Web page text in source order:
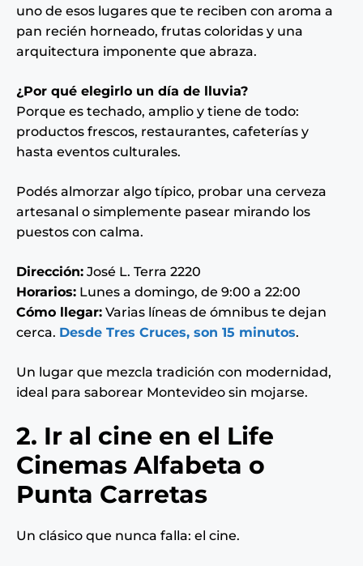
uno de esos lugares que te reciben con aroma a
pan recién horneado, frutas coloridas y una
arquitectura imponente que abraza.
¿Por qué elegirlo un día de lluvia?
Porque es techado, amplio y tiene de todo:
productos frescos, restaurantes, cafeterías y
hasta eventos culturales.
Podés almorzar algo típico, probar una cerveza
artesanal o simplemente pasear mirando los
puestos con calma.
Dirección: José L. Terra 2220
Horarios: Lunes a domingo, de 9:00 a 22:00
Cómo llegar: Varias líneas de ómnibus te dejan
cerca. Desde Tres Cruces, son 15 minutos.
Un lugar que mezcla tradición con modernidad,
ideal para saborear Montevideo sin mojarse.
2. Ir al cine en el Life
Cinemas Alfabeta o
Punta Carretas
Un clásico que nunca falla: el cine.